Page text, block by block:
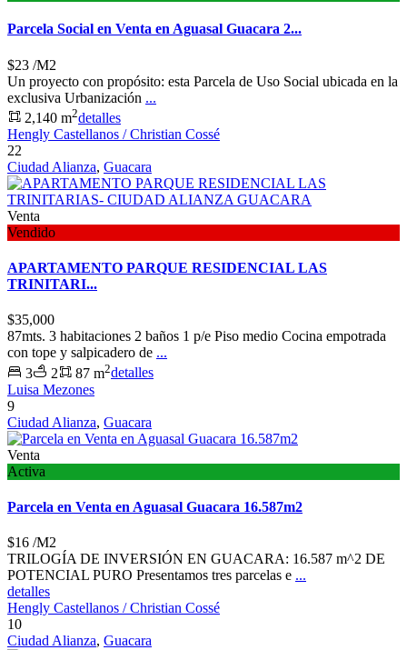
Parcela Social en Venta en Aguasal Guacara 2...
$23 /M2
Un proyecto con propósito: esta Parcela de Uso Social ubicada en la
exclusiva Urbanización ...
2,140 m2detalles
Hengly Castellanos / Christian Cossé
22
Ciudad Alianza, Guacara
Venta
Vendido
APARTAMENTO PARQUE RESIDENCIAL LAS
TRINITARI...
$35,000
87mts. 3 habitaciones 2 baños 1 p/e Piso medio Cocina empotrada
con tope y salpicadero de ...
3
2 87 m2detalles
Luisa Mezones
9
Ciudad Alianza, Guacara
Venta
Activa
Parcela en Venta en Aguasal Guacara 16.587m2
$16 /M2
TRILOGÍA DE INVERSIÓN EN GUACARA: 16.587 m^2 DE
POTENCIAL PURO Presentamos tres parcelas e ...
detalles
Hengly Castellanos / Christian Cossé
10
Ciudad Alianza, Guacara